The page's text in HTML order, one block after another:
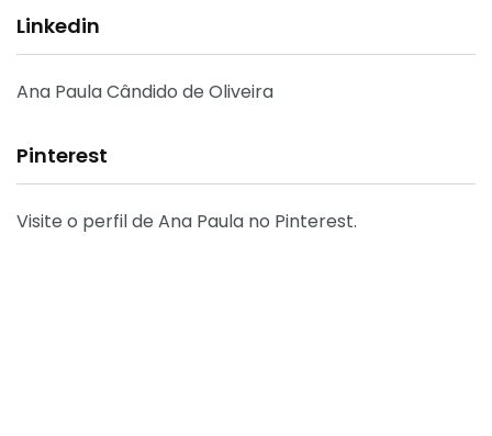
Linkedin
Ana Paula Cândido de Oliveira
Pinterest
Visite o perfil de Ana Paula no Pinterest.